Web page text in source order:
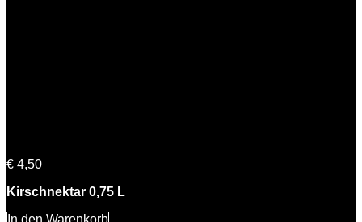
€ 4,50
Kirschnektar 0,75 L
In den Warenkorb